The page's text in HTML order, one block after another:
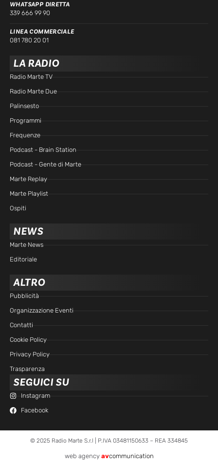
WHATSAPP DIRETTA
339 666 99 90
LINEA COMMERCIALE
081 780 20 01
LA RADIO
Radio Marte TV
Radio Marte Due
Palinsesto
Programmi
Frequenze
Podcast - Brain Station
Podcast - Gente di Marte
Marte Replay
Marte Playlist
Ospiti
NEWS
Marte News
Editoriale
ALTRO
Pubblicità
Organizzazione Eventi
Contatti
Cookie Policy
Privacy Policy
Trasparenza
SEGUICI SU
Instagram
Facebook
© 2025 Radio Marte S.r.l | P.IVA 03481150633 – REA 334845
web agency avcommunication